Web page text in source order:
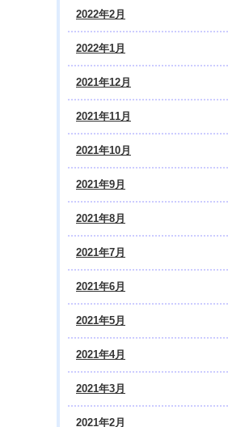
2022年2月
2022年1月
2021年12月
2021年11月
2021年10月
2021年9月
2021年8月
2021年7月
2021年6月
2021年5月
2021年4月
2021年3月
2021年2月